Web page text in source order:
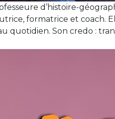
d’histoire-
formatrice et coach.
quotidien. Son credo :